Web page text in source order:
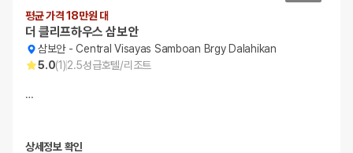
평균 가격 18만원 대
더 클리프하우스 삼보안
삼보안-Central Visayas Samboan Brgy Dalahikan
5.0(1)2.5성급호텔/리조트
…
상세정보 확인